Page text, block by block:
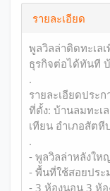
รายละเอียด
พูลวิลล่าติดทะเล
ธุรกิจต่อได้ทันที
.
รายละเอียดประก
ที่ตั้ง: บ้านลมทะเ
เทียน อำเภอสัต
.
- พูลวิลล่าหลังให
- พื้นที่ใช้สอยประ
- 3 ห้องนอน 3 ห้